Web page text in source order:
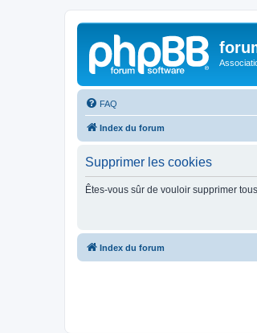
FAQ
Index du forum
Supprimer les cookies
Êtes-vous sûr de vouloir supprimer
Index du forum